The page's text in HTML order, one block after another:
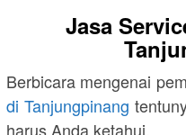
Jasa
Berbicara mengenai
di Tanjungpinang
harus Anda ketahui.